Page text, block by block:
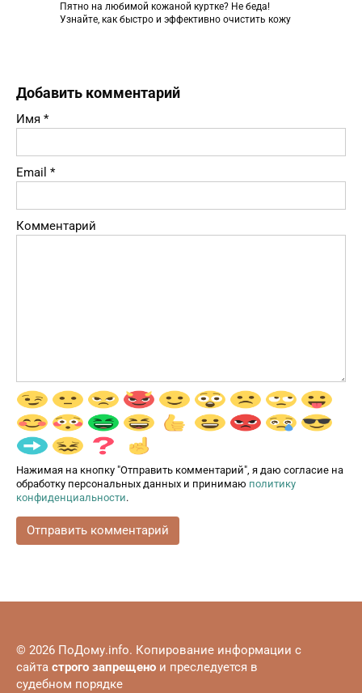
Пятно на любимой кожаной куртке? Не беда!
Узнайте, как быстро и эффективно очистить кожу
Добавить комментарий
Имя *
Email *
Комментарий
Нажимая на кнопку "Отправить комментарий", я даю согласие на
обработку персональных данных и принимаю политику
конфиденциальности.
© 2026 ПоДому.info. Копирование информации с
сайта строго запрещено и преследуется в
судебном порядке